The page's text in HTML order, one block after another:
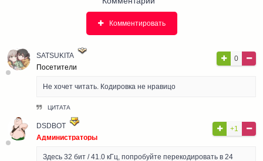
Комментировать
SATSUKITA
Посетители
0
Не хочет читать. Кодировка не нравицо
ЦИТАТА
DSDBOT
Администраторы
+1
Здесь 32 бит / 41.0 кГц, попробуйте перекодировать в 24